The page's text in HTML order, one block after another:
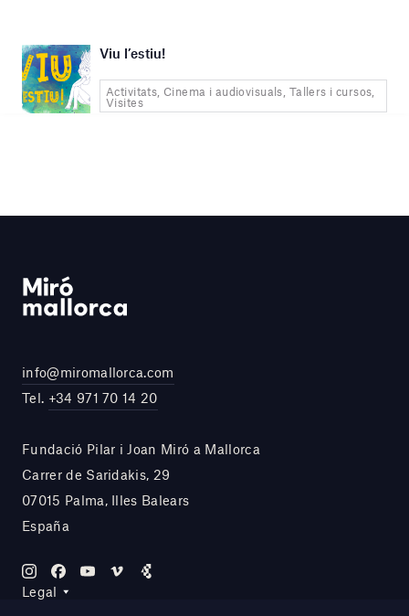
Viu l’estiu!
Activitats, Cinema i audiovisuals, Tallers i cursos,
Visites
info@miromallorca.com
Tel. +34 971 70 14 20
Fundació Pilar i Joan Miró a Mallorca
Carrer de Saridakis, 29
07015 Palma, Illes Balears
España
Legal